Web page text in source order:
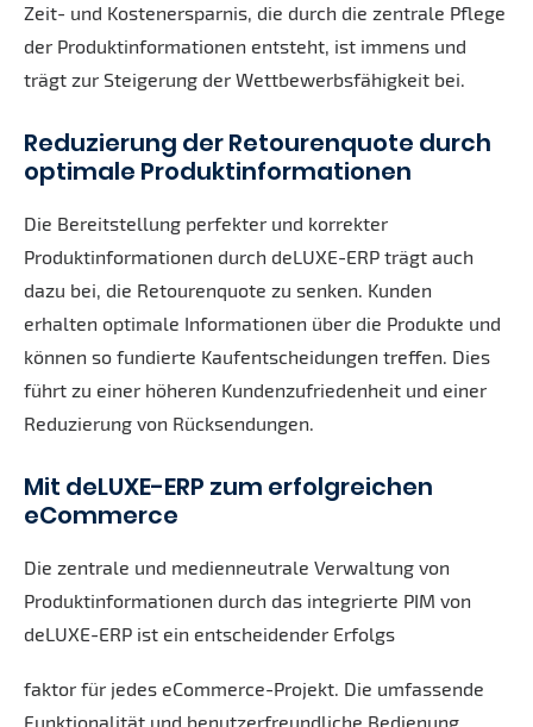
Zeit- und Kostenersparnis, die durch die zentrale Pflege
der Produktinformationen entsteht, ist immens und
trägt zur Steigerung der Wettbewerbsfähigkeit bei.
Reduzierung der Retourenquote durch
optimale Produktinformationen
Die Bereitstellung perfekter und korrekter
Produktinformationen durch deLUXE-ERP trägt auch
dazu bei, die Retourenquote zu senken. Kunden
erhalten optimale Informationen über die Produkte und
können so fundierte Kaufentscheidungen treffen. Dies
führt zu einer höheren Kundenzufriedenheit und einer
Reduzierung von Rücksendungen.
Mit deLUXE-ERP zum erfolgreichen
eCommerce
Die zentrale und medienneutrale Verwaltung von
Produktinformationen durch das integrierte PIM von
deLUXE-ERP ist ein entscheidender Erfolgs
faktor für jedes eCommerce-Projekt. Die umfassende
Funktionalität und benutzerfreundliche Bedienung